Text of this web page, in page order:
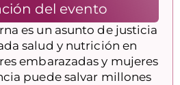
del evento
es un asunto de justicia
salud y nutrición en
embarazadas y mujeres
puede salvar millones